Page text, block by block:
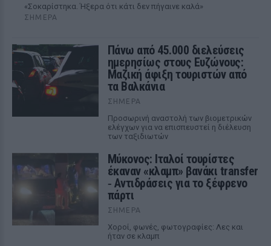
«Σοκαρίστηκα. Ήξερα ότι κάτι δεν πήγαινε καλά»
ΣΉΜΕΡΑ
Πάνω από 45.000 διελεύσεις
ημερησίως στους Ευζώνους:
Μαζική άφιξη τουριστών από
τα Βαλκάνια
ΣΉΜΕΡΑ
Προσωρινή αναστολή των βιομετρικών
ελέγχων για να επισπευστεί η διέλευση
των ταξιδιωτών
Μύκονος: Ιταλοί τουρίστες
έκαναν «κλαμπ» βανάκι transfer
‑ Αντιδράσεις για το ξέφρενο
πάρτι
ΣΉΜΕΡΑ
Χοροί, φωνές, φωτογραφίες: Λες και
ήταν σε κλαμπ